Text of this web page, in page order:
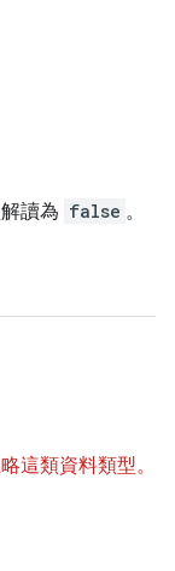
讀為 false 。
這類資料類型。